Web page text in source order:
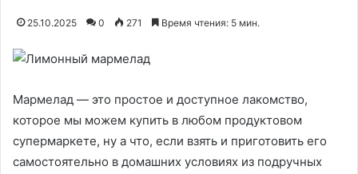
25.10.2025 0 271 Время чтения: 5 мин.
Мармелад — это простое и доступное лакомство,
которое мы можем купить в любом продуктовом
супермаркете, ну а что, если взять и приготовить его
самостоятельно в домашних условиях из подручных